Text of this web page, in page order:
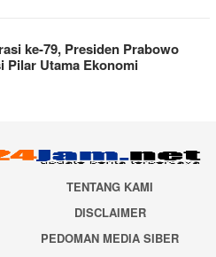
ke-79, Presiden Prabowo
Pilar Utama Ekonomi
TENTANG KAMI
DISCLAIMER
PEDOMAN MEDIA SIBER